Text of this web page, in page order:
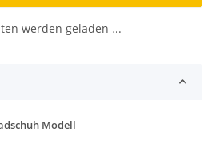
werden geladen ...
Modell